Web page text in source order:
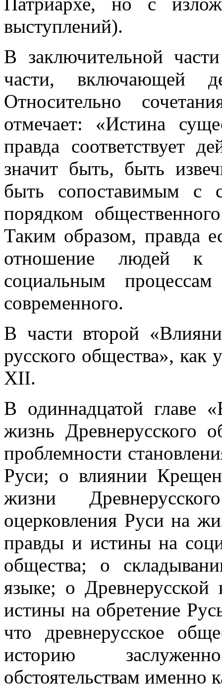
выступлений).
В заключительной
части, включающей
Относительно
отмечает: «Истина
правда соответствует
значит быть, быть
быть сопоставимым с
порядком
Таким образом, правда
отношение людей к
социальным
современного.
В части второй
русского общества», как
XII.
В одиннадцатой главе
жизнь Древнерусского
проблемности
Руси; о влиянии
жизни
оцерковления Руси на
правды и истины на
общества; о
языке; о
истины на обретение
что древнерусское
историю
обстоятельствам именно